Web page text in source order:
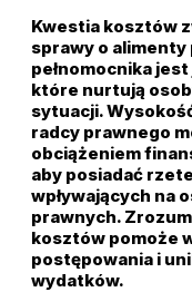
Kwestia kosztów
sprawy o
pełnomocnika
które nurtują
sytuacji.
radcy prawnego
obciążeniem
aby posiadać
wpływających na
prawnych.
kosztów pomoże
postępowania i
wydatków.